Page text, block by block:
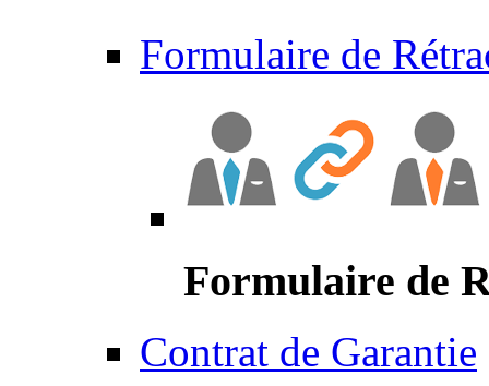
Formulaire de
Formulaire de
Contrat de Garantie